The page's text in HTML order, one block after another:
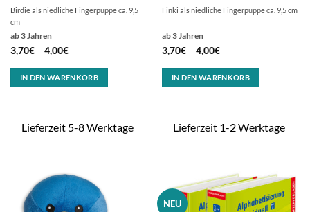
ab 3 Jahren
3,70€– 4,00€
Birdie als niedliche Fingerpuppe ca. 9,5
cm
IN DEN WARENKORB
Lieferzeit 5-8 Werktage
ab 3 Jahren
3,70€– 4,00€
Finki als niedliche Fingerpuppe ca. 9,5 cm
IN DEN WARENKORB
Lieferzeit 1-2 Werktage
NEU